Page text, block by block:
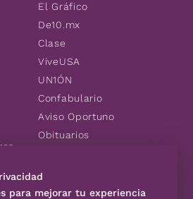
El Gráfico
De10.mx
Clase
ViveUSA
UN1ÓN
Confabulario
Aviso Oportuno
Obituarios
Consultas
para mejorar tu experiencia